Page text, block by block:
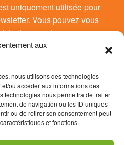
aux
nous utilisons des technologies
ou accéder aux informations des
technologies nous permettra de traiter
de navigation ou les ID uniques
ou de retirer son consentement peut
et fonctions.
uniquement utilisée pour
Vous pouvez vous
tout moment.